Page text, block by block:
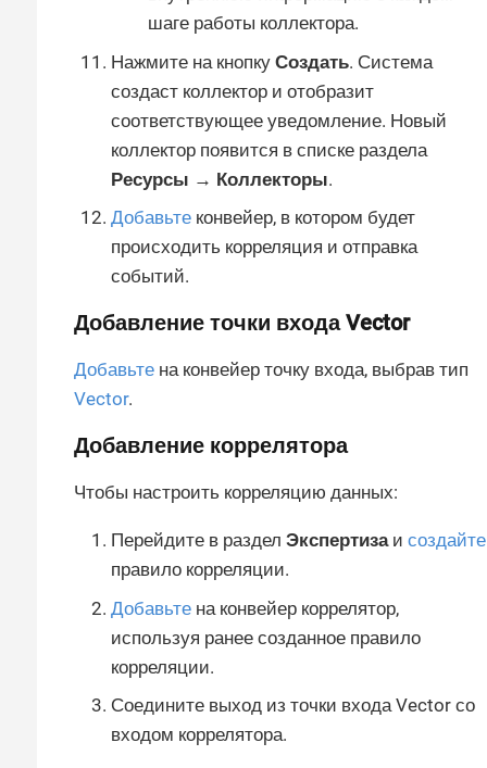
шаге работы коллектора.
Нажмите на кнопку Создать. Система
создаст коллектор и отобразит
соответствующее уведомление. Новый
коллектор появится в списке раздела
Ресурсы → Коллекторы.
Добавьте конвейер, в котором будет
происходить корреляция и отправка
событий.
Добавление точки входа Vector
Добавьте на конвейер точку входа, выбрав тип
Vector.
Добавление коррелятора
Чтобы настроить корреляцию данных:
Перейдите в раздел Экспертизаи создайте
правило корреляции.
Добавьте на конвейер коррелятор,
используя ранее созданное правило
корреляции.
Соедините выход из точки входа Vector со
входом коррелятора.